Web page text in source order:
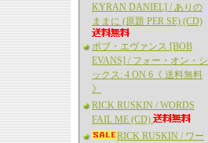
KYRAN DANIEL] / ありの
ままに (原題 PER SE) (CD)
ボブ・エヴァンス [BOB
EVANS] / フォー・オン・シ
ックス: 4 ON 6《 送料無料
》
RICK RUSKIN / WORDS
FAIL ME (CD)
RICK RUSKIN / ワー